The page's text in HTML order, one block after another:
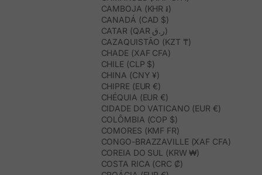
CAMBOJA (KHR ៛)
CANADÁ (CAD $)
CATAR (QAR ر.ق)
CAZAQUISTÃO (KZT ₸)
CHADE (XAF CFA)
CHILE (CLP $)
CHINA (CNY ¥)
CHIPRE (EUR €)
CHÉQUIA (EUR €)
CIDADE DO VATICANO (EUR €)
COLÔMBIA (COP $)
COMORES (KMF FR)
CONGO-BRAZZAVILLE (XAF CFA)
COREIA DO SUL (KRW ₩)
COSTA RICA (CRC ₡)